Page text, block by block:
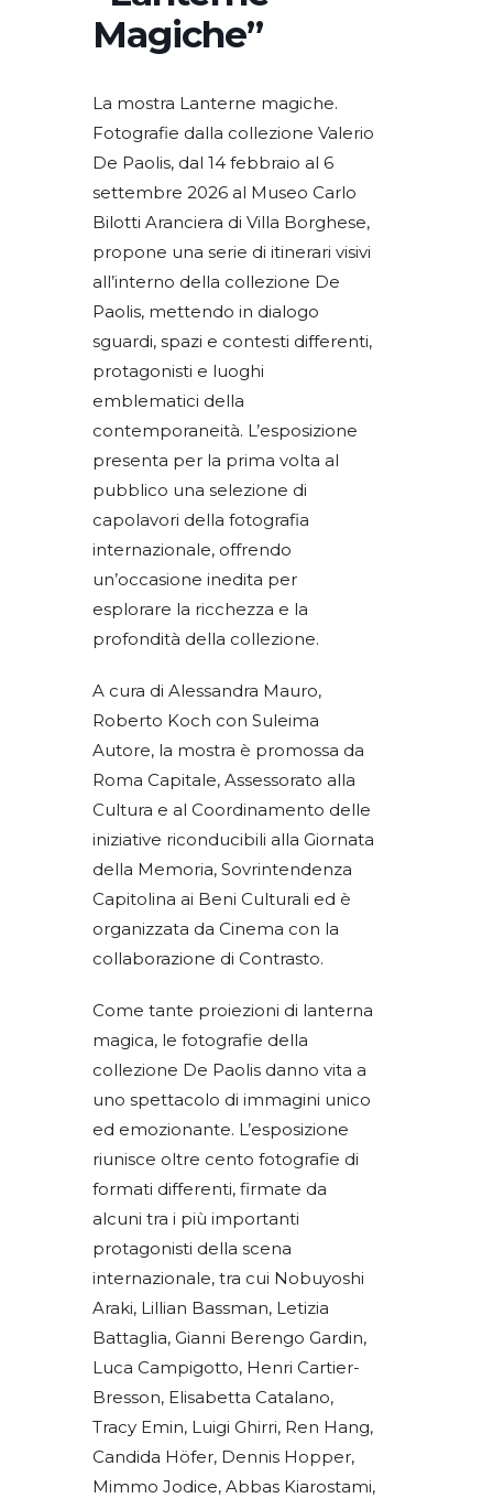
Magiche”
La mostra Lanterne magiche.
Fotografie dalla collezione Valerio
De Paolis, dal 14 febbraio al 6
settembre 2026 al Museo Carlo
Bilotti Aranciera di Villa Borghese,
propone una serie di itinerari visivi
all’interno della collezione De
Paolis, mettendo in dialogo
sguardi, spazi e contesti differenti,
protagonisti e luoghi
emblematici della
contemporaneità. L’esposizione
presenta per la prima volta al
pubblico una selezione di
capolavori della fotografia
internazionale, offrendo
un’occasione inedita per
esplorare la ricchezza e la
profondità della collezione.
A cura di Alessandra Mauro,
Roberto Koch con Suleima
Autore, la mostra è promossa da
Roma Capitale, Assessorato alla
Cultura e al Coordinamento delle
iniziative riconducibili alla Giornata
della Memoria, Sovrintendenza
Capitolina ai Beni Culturali ed è
organizzata da Cinema con la
collaborazione di Contrasto.
Come tante proiezioni di lanterna
magica, le fotografie della
collezione De Paolis danno vita a
uno spettacolo di immagini unico
ed emozionante. L’esposizione
riunisce oltre cento fotografie di
formati differenti, firmate da
alcuni tra i più importanti
protagonisti della scena
internazionale, tra cui Nobuyoshi
Araki, Lillian Bassman, Letizia
Battaglia, Gianni Berengo Gardin,
Luca Campigotto, Henri Cartier-
Bresson, Elisabetta Catalano,
Tracy Emin, Luigi Ghirri, Ren Hang,
Candida Höfer, Dennis Hopper,
Mimmo Jodice, Abbas Kiarostami,